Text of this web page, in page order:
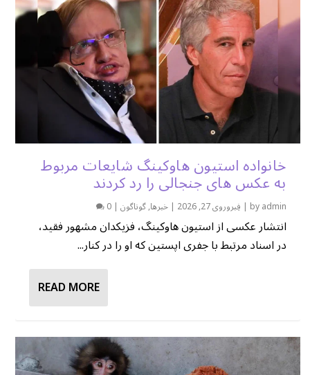
خانواده استیون هاوکینگ شایعات مربوط
به عکس های جنجالی را رد کردند
byadmin
| فِبروروی 27, 2026 |خبرها,گوناگون |
0
انتشار عکسی از استیون هاوکینگ، فزیکدان مشهور فقید،
در اسناد مرتبط با جفری اپستین که او را در کنار...
READ MORE